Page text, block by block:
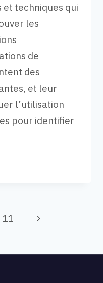
techniques qui
les
de
des
et leur
l’utilisation
pour identifier
11
Page